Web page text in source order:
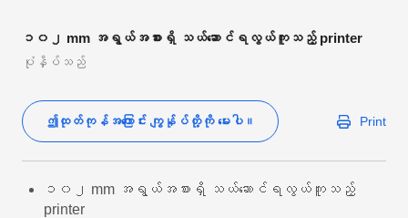
၁၀၂ mm အရွယ်အစားရှိ သယ်ဆောင်ရလွယ်ကူသည့် printer
ပုံနှိပ်သည်
ဤထုတ်ကုန်အကြောင်း ကျွန်ုပ်တို့ကို မေးပါ။ Print
၁၀၂ mm အရွယ်အစားရှိ သယ်ဆောင်ရလွယ်ကူသည့်
printer